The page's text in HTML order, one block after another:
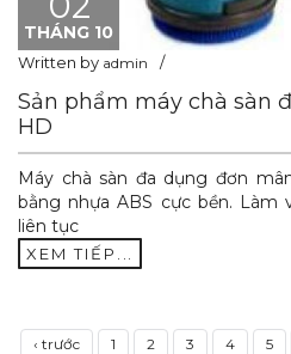
THÁNG 10
Written by admin
Sản phẩm máy chà sàn
HD
Máy chà sàn đa dụng đơn
bằng nhựa ABS cực bền. Làm
liên tục
XEM TIẾP...
‹ trước 1 2 3 4 5